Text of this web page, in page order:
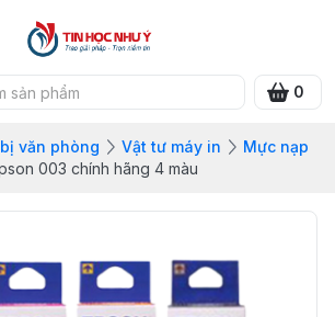
0
văn phòng Vật tư máy in
Mực nạp
003 chính hãng 4 màu